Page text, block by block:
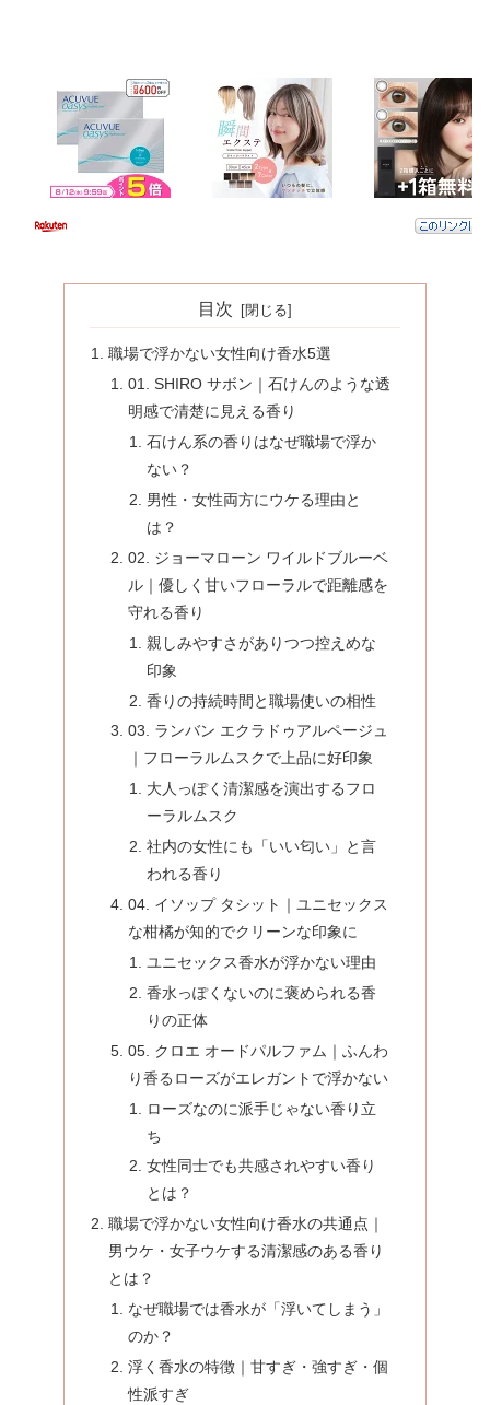
目次
職場で浮かない女性向け香水5選
01. SHIRO サボン｜石けんのような透
明感で清楚に見える香り
石けん系の香りはなぜ職場で浮か
ない？
男性・女性両方にウケる理由と
は？
02. ジョーマローン ワイルドブルーベ
ル｜優しく甘いフローラルで距離感を
守れる香り
親しみやすさがありつつ控えめな
印象
香りの持続時間と職場使いの相性
03. ランバン エクラドゥアルページュ
｜フローラルムスクで上品に好印象
大人っぽく清潔感を演出するフロ
ーラルムスク
社内の女性にも「いい匂い」と言
われる香り
04. イソップ タシット｜ユニセックス
な柑橘が知的でクリーンな印象に
ユニセックス香水が浮かない理由
香水っぽくないのに褒められる香
りの正体
05. クロエ オードパルファム｜ふんわ
り香るローズがエレガントで浮かない
ローズなのに派手じゃない香り立
ち
女性同士でも共感されやすい香り
とは？
職場で浮かない女性向け香水の共通点｜
男ウケ・女子ウケする清潔感のある香り
とは？
なぜ職場では香水が「浮いてしまう」
のか？
浮く香水の特徴｜甘すぎ・強すぎ・個
性派すぎ